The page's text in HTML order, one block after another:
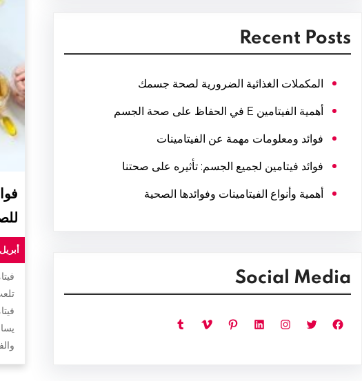
Recent Posts
المكملات الغذائية الضرورية لصحة جسمك
أهمية الفيتامين E في الحفاظ على صحة الجسم
فوائد ومعلومات مهمة عن الفيتامينات
فوائد فيتامين لجميع الجسم: تأثيره على صحتنا
أهمية وأنواع الفيتامينات وفوائدها الصحية
Social Media
فيسبوك تويتر إنستجرام لينكد إن بينتريست فيميو تمبلر
أبريل 28, 2025